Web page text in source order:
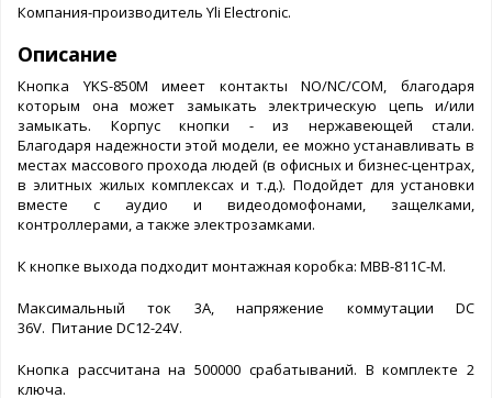
Компания-производитель Yli Electronic.
Описание
Кнопка YKS-850M имеет контакты NO/NC/COM, благодаря
которым она может замыкать электрическую цепь и/или
замыкать. Корпус кнопки - из нержавеющей стали.
Благодаря надежности этой модели, ее можно устанавливать в
местах массового прохода людей (в офисных и бизнес-центрах,
в элитных жилых комплексах и т.д.). Подойдет для установки
вместе с аудио и видеодомофонами, защелками,
контроллерами, а также электрозамками.
К кнопке выхода подходит монтажная коробка: MBB-811C-M.
Максимальный ток 3A, напряжение коммутации DC
36V. Питание DC12-24V.
Кнопка рассчитана на 500000 срабатываний. В комплекте 2
ключа.